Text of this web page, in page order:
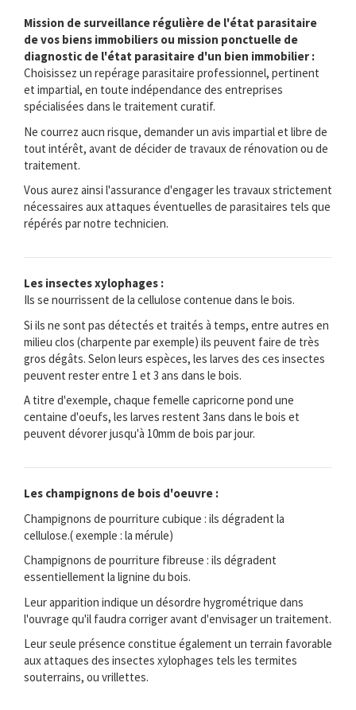
Mission de surveillance régulière de l'état parasitaire
de vos biens immobiliers ou mission ponctuelle de
diagnostic de l'état parasitaire d'un bien immobilier :
Choisissez un repérage parasitaire professionnel, pertinent
et impartial, en toute indépendance des entreprises
spécialisées dans le traitement curatif.
Ne courrez aucn risque, demander un avis impartial et libre de
tout intérêt, avant de décider de travaux de rénovation ou de
traitement.
Vous aurez ainsi l'assurance d'engager les travaux strictement
nécessaires aux attaques éventuelles de parasitaires tels que
répérés par notre technicien.
Les insectes xylophages :
Ils se nourrissent de la cellulose contenue dans le bois.
Si ils ne sont pas détectés et traités à temps, entre autres en
milieu clos (charpente par exemple) ils peuvent faire de très
gros dégâts. Selon leurs espèces, les larves des ces insectes
peuvent rester entre 1 et 3 ans dans le bois.
A titre d'exemple, chaque femelle capricorne pond une
centaine d'oeufs, les larves restent 3ans dans le bois et
peuvent dévorer jusqu'à 10mm de bois par jour.
Les champignons de bois d'oeuvre :
Champignons de pourriture cubique : ils dégradent la
cellulose.( exemple : la mérule)
Champignons de pourriture fibreuse : ils dégradent
essentiellement la lignine du bois.
Leur apparition indique un désordre hygrométrique dans
l'ouvrage qu'il faudra corriger avant d'envisager un traitement.
Leur seule présence constitue également un terrain favorable
aux attaques des insectes xylophages tels les termites
souterrains, ou vrillettes.